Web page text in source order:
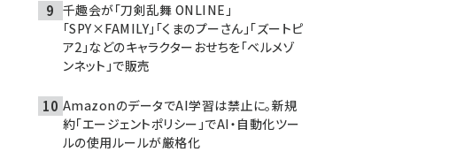
千趣会が「刀剣乱舞 ONLINE」
「SPY×FAMILY」「くまのプーさん」「ズートピ
ア2」などのキャラクターおせちを「ベルメゾ
ンネット」で販売
AmazonのデータでAI学習は禁止に。新規
約「エージェントポリシー」でAI・自動化ツー
ルの使用ルールが厳格化